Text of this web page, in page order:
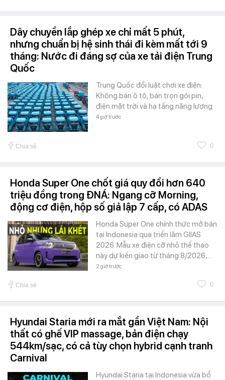
Dây chuyền lắp ghép xe chỉ mất 5 phút,
nhưng chuẩn bị hệ sinh thái đi kèm mất tới 9
tháng: Nước đi đáng sợ của xe tải điện Trung
Quốc
Trung Quốc đổi luật chơi xe điện:
Không bán ô tô, bán trọn gói pin,
điện mặt trời và hạ tầng năng lượng.
4 giờ trước
Chia sẻ 0
Honda Super One chốt giá quy đổi hơn 640
triệu đồng trong ĐNÁ: Ngang cỡ Morning,
động cơ điện, hộp số giả lập 7 cấp, có ADAS
Honda Super One chính thức mở bán
tại Indonesia qua triển lãm GIIAS
2026. Mẫu xe điện cỡ nhỏ thể thao
này dự kiến giao từ tháng 8/2026,…
2 giờ trước
Chia sẻ 0
Hyundai Staria mới ra mắt gần Việt Nam: Nội
thất có ghế VIP massage, bản điện chạy
544km/sạc, có cả tùy chọn hybrid cạnh tranh
Carnival
Hyundai Staria tại Indonesia vừa bổ